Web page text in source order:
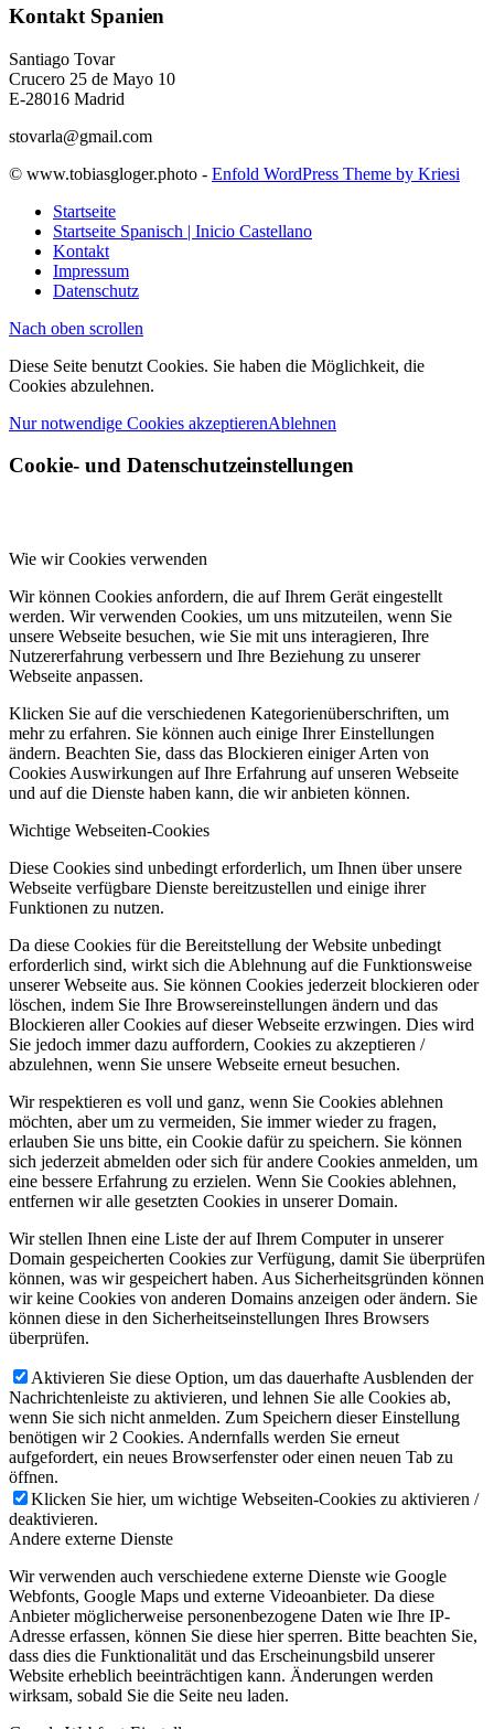
Kontakt Spanien
Santiago Tovar
Crucero 25 de Mayo 10
E-28016 Madrid
stovarla@gmail.com
© www.tobiasgloger.photo - Enfold WordPress Theme by Kriesi
Startseite
Startseite Spanisch | Inicio Castellano
Kontakt
Impressum
Datenschutz
Nach oben scrollen
Diese Seite benutzt Cookies. Sie haben die Möglichkeit, die
Cookies abzulehnen.
Nur notwendige Cookies akzeptierenAblehnen
Cookie- und Datenschutzeinstellungen
Wie wir Cookies verwenden
Wir können Cookies anfordern, die auf Ihrem Gerät eingestellt
werden. Wir verwenden Cookies, um uns mitzuteilen, wenn Sie
unsere Webseite besuchen, wie Sie mit uns interagieren, Ihre
Nutzererfahrung verbessern und Ihre Beziehung zu unserer
Webseite anpassen.
Klicken Sie auf die verschiedenen Kategorienüberschriften, um
mehr zu erfahren. Sie können auch einige Ihrer Einstellungen
ändern. Beachten Sie, dass das Blockieren einiger Arten von
Cookies Auswirkungen auf Ihre Erfahrung auf unseren Webseite
und auf die Dienste haben kann, die wir anbieten können.
Wichtige Webseiten-Cookies
Diese Cookies sind unbedingt erforderlich, um Ihnen über unsere
Webseite verfügbare Dienste bereitzustellen und einige ihrer
Funktionen zu nutzen.
Da diese Cookies für die Bereitstellung der Website unbedingt
erforderlich sind, wirkt sich die Ablehnung auf die Funktionsweise
unserer Webseite aus. Sie können Cookies jederzeit blockieren oder
löschen, indem Sie Ihre Browsereinstellungen ändern und das
Blockieren aller Cookies auf dieser Webseite erzwingen. Dies wird
Sie jedoch immer dazu auffordern, Cookies zu akzeptieren /
abzulehnen, wenn Sie unsere Webseite erneut besuchen.
Wir respektieren es voll und ganz, wenn Sie Cookies ablehnen
möchten, aber um zu vermeiden, Sie immer wieder zu fragen,
erlauben Sie uns bitte, ein Cookie dafür zu speichern. Sie können
sich jederzeit abmelden oder sich für andere Cookies anmelden, um
eine bessere Erfahrung zu erzielen. Wenn Sie Cookies ablehnen,
entfernen wir alle gesetzten Cookies in unserer Domain.
Wir stellen Ihnen eine Liste der auf Ihrem Computer in unserer
Domain gespeicherten Cookies zur Verfügung, damit Sie überprüfen
können, was wir gespeichert haben. Aus Sicherheitsgründen können
wir keine Cookies von anderen Domains anzeigen oder ändern. Sie
können diese in den Sicherheitseinstellungen Ihres Browsers
überprüfen.
Aktivieren Sie diese Option, um das dauerhafte Ausblenden der
Nachrichtenleiste zu aktivieren, und lehnen Sie alle Cookies ab,
wenn Sie sich nicht anmelden. Zum Speichern dieser Einstellung
benötigen wir 2 Cookies. Andernfalls werden Sie erneut
aufgefordert, ein neues Browserfenster oder einen neuen Tab zu
öffnen.
Klicken Sie hier, um wichtige Webseiten-Cookies zu aktivieren /
deaktivieren.
Andere externe Dienste
Wir verwenden auch verschiedene externe Dienste wie Google
Webfonts, Google Maps und externe Videoanbieter. Da diese
Anbieter möglicherweise personenbezogene Daten wie Ihre IP-
Adresse erfassen, können Sie diese hier sperren. Bitte beachten Sie,
dass dies die Funktionalität und das Erscheinungsbild unserer
Website erheblich beeinträchtigen kann. Änderungen werden
wirksam, sobald Sie die Seite neu laden.